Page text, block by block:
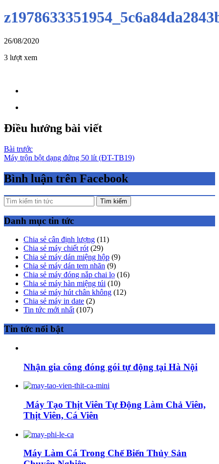
26/08/2020
3 lượt xem
Điều hướng bài viết
Bài trước
Máy trộn bột dạng đứng 50 lít (ĐT-TB19)
Bình luận trên Facebook
Tìm kiếm
Danh mục tin tức
Chia sẻ cân định lượng (11)
Chia sẻ máy chiết rót (29)
Chia sẻ máy dán miệng hộp (9)
Chia sẻ máy dán tem nhãn (9)
Chia sẻ máy đóng nắp chai lọ (16)
Chia sẻ máy hàn miệng túi (10)
Chia sẻ máy hút chân không (12)
Chia sẻ máy in date (2)
Tin tức mới nhất (107)
Tin tức nổi bật
Nhận gia công đóng gói tự động tại Hà Nội
Máy Tạo Thịt Viên Tự Động Làm Chả Viên,
Thịt Viên, Cá Viên
Máy Làm Cá Trong Chế Biến Thủy Sản